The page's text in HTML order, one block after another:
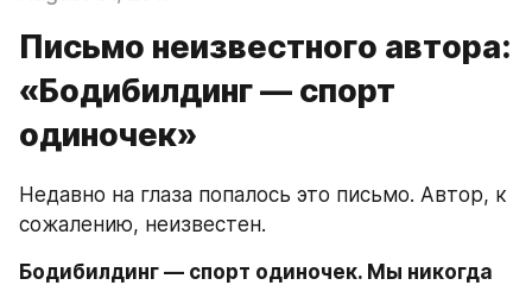
Письмо неизвестного автора:
«Бодибилдинг — спорт
одиночек»
Недавно на глаза попалось это письмо. Автор, к
сожалению, неизвестен.
Бодибилдинг — спорт одиночек. Мы никогда